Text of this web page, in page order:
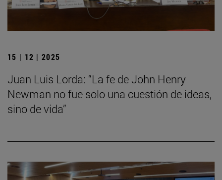
15 | 12 | 2025
Juan Luis Lorda: “La fe de John Henry
Newman no fue solo una cuestión de ideas,
sino de vida”